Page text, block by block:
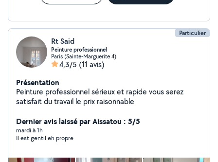
Particulier
Rt Said
Peinture professionnel
Paris (Sainte-Marguerite 4)
4,3/5 (11 avis)
Présentation
Peinture professionnel sérieux et rapide vous serez
satisfait du travail le prix raisonnable
Dernier avis laissé par Aissatou : 5/5
mardi à 1h
Il est gentil eh propre